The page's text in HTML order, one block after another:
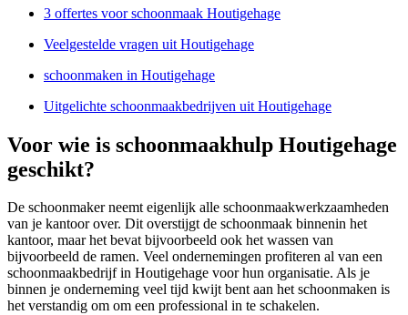
3 offertes voor schoonmaak Houtigehage
Veelgestelde vragen uit Houtigehage
schoonmaken in Houtigehage
Uitgelichte schoonmaakbedrijven uit Houtigehage
Voor wie is schoonmaakhulp Houtigehage
geschikt?
De schoonmaker neemt eigenlijk alle schoonmaakwerkzaamheden
van je kantoor over. Dit overstijgt de schoonmaak binnenin het
kantoor, maar het bevat bijvoorbeeld ook het wassen van
bijvoorbeeld de ramen. Veel ondernemingen profiteren al van een
schoonmaakbedrijf in Houtigehage voor hun organisatie. Als je
binnen je onderneming veel tijd kwijt bent aan het schoonmaken is
het verstandig om om een professional in te schakelen.